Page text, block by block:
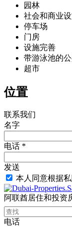
园林
社会和商业
停车场
门房
设施完善
带游泳池的
超市
位置
联系我们
名字
电话 *
发送
本人同意根据
阿联酋居住和投资
电话